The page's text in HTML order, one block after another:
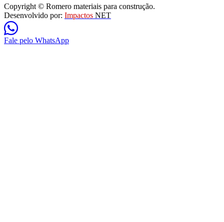
Copyright © Romero materiais para construção.
Desenvolvido por: Impactos NET
Fale pelo WhatsApp